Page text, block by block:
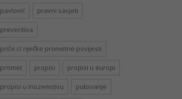
pavlović pravni savjeti
preventiva
priče iz riječke prometne povijesti
promet propisi propisi u europi
propisi u inozemstvu putovanje